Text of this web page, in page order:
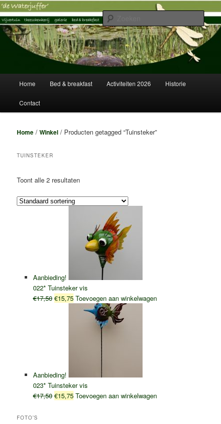
Spring
naar
de
primaire
inhoud
Spring
naar
de
secundaire
inhoudVijvertuin de Waterjuffer
Vijvertuin, Theeschenkerij, Galerie, Logies
Home Bed & breakfast Activiteiten 2026 Historie
Contact
Home /Winkel / Producten getagged “Tuinsteker”
TUINSTEKER
Toont alle 2 resultaten
Aanbieding!
022* Tuinsteker vis
€17,50 Oorspronkelijke
€15,75Huidige
prijs
Toevoegen aan winkelwagen
Aanbieding!
023* Tuinsteker vis
€17,50 Oorspronkelijke
€15,75Huidige
Toevoegen aan winkelwagen
FOTO’S